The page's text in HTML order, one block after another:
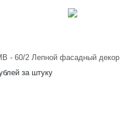
- 60/2 Лепной фасадный декор
за штуку